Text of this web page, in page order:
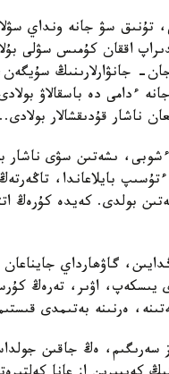
تۇنىق سۋ جانە ونداي
اققان كۇمىس سۋلى
جانۋارلارىنىڭ
ءدامى دە باسقالاۋ
ناشار قۇدىقشالار
ىشەتىن سۋى ناشار
بايلاعاندا،
بولدى. كەيدە كۇرەڭ
گاۋھارداي
يىسكەپ، اۋىر، تەرەڭ
ەرنىنە بەتىمدى
ەڭ جاقىن